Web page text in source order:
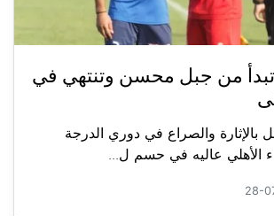
تبدأ من جبل محسن وتنتهي في
بالإثارة والصراع في دوري الدرجة
الأهلي عاليه في حسم ل...
28-